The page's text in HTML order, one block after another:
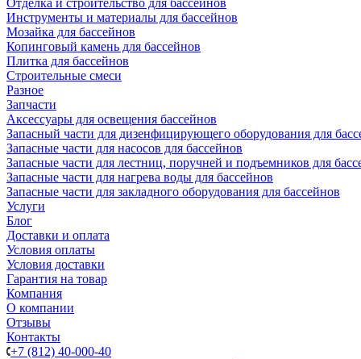
Отделка и строительство для бассейнов
Инструменты и материалы для бассейнов
Мозайка для бассейнов
Копинговый камень для бассейнов
Плитка для бассейнов
Строительные смеси
Разное
Запчасти
Аксессуары для освещения бассейнов
Запасный части для дизенфицирующего оборудования для
Запасные части для насосов для бассейнов
Запасные части для лестниц, поручней и подъемников для
Запасные части для нагрева воды для бассейнов
Запасные части для закладного оборудования для бассейнов
Услуги
Блог
Доставки и оплата
Условия оплаты
Условия доставки
Гарантия на товар
Компания
О компании
Отзывы
Контакты
+7 (812) 40-000-40